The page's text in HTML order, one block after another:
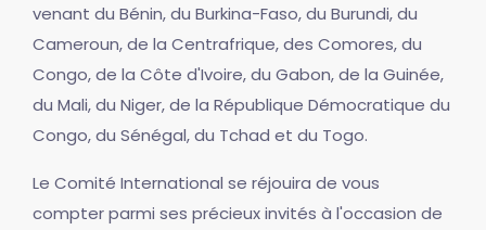
venant du Bénin, du Burkina-Faso, du Burundi, du
Cameroun, de la Centrafrique, des Comores, du
Congo, de la Côte d'Ivoire, du Gabon, de la Guinée,
du Mali, du Niger, de la République Démocratique du
Congo, du Sénégal, du Tchad et du Togo.
Le Comité International se réjouira de vous
compter parmi ses précieux invités à l'occasion de